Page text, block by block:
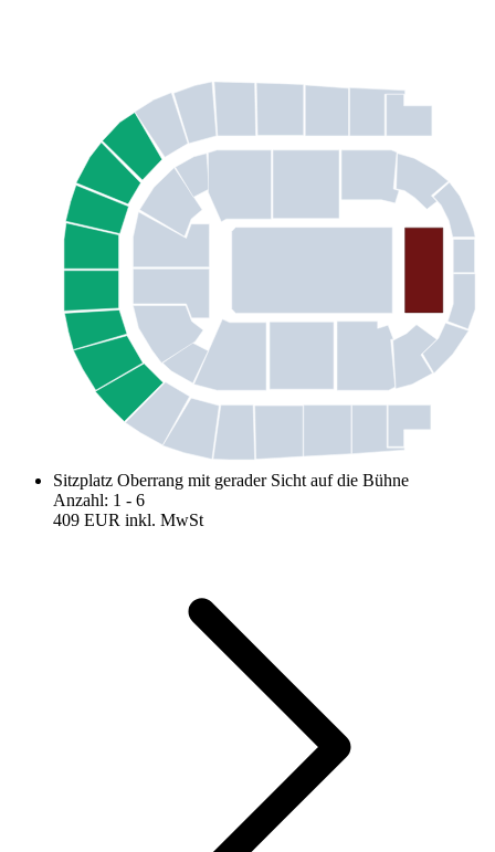
Sitzplatz Oberrang mit gerader Sicht auf die Bühne
Anzahl: 1 - 6
409 EUR inkl. MwSt